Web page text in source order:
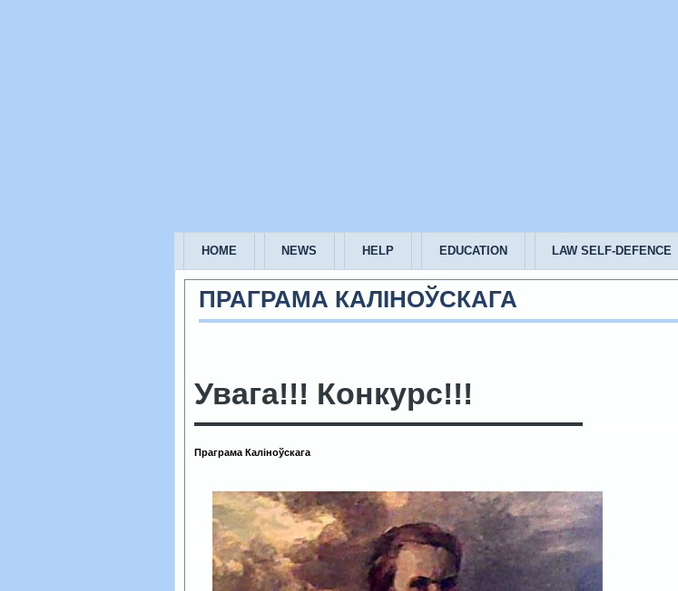
HOME NEWS HELP EDUCATION LAW SELF-DEFENCE
ПРАГРАМА КАЛІНОЎСКАГА
Увага!!! Конкурс!!!
Праграма Каліноўскага